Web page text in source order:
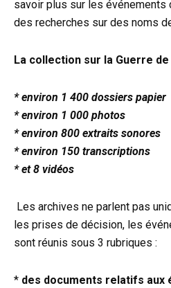
savoir plus sur les événements
des recherches sur des noms
La collection sur la Guerre
* environ 1 400 dossiers papier
* environ 1 000 photos
* environ 800 extraits sonores
* environ 150 transcriptions
* et 8 vidéos
Les archives ne parlent pas
les prises de décision, les
sont réunis sous 3 rubriques :
* des documents relatifs aux